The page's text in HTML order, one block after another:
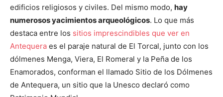
edificios religiosos y civiles. Del mismo modo, hay
numerosos yacimientos arqueológicos. Lo que más
destaca entre los sitios imprescindibles que ver en
Antequera es el paraje natural de El Torcal, junto con los
dólmenes Menga, Viera, El Romeral y la Peña de los
Enamorados, conforman el llamado Sitio de los Dólmenes
de Antequera, un sitio que la Unesco declaró como